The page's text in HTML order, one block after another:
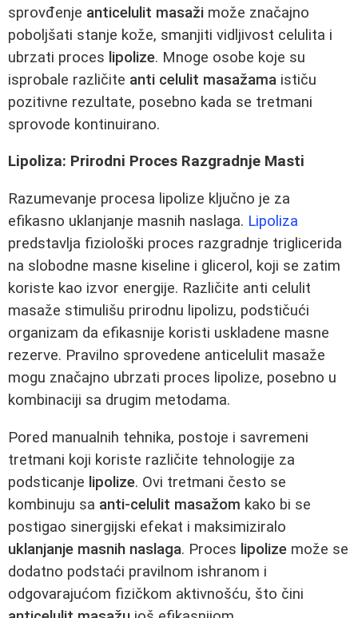
sprovđenje anticelulit masaži može značajno
poboljšati stanje kože, smanjiti vidljivost celulita i
ubrzati proces lipolize. Mnoge osobe koje su
isprobale različite anti celulit masažama ističu
pozitivne rezultate, posebno kada se tretmani
sprovode kontinuirano.
Lipoliza: Prirodni Proces Razgradnje Masti
Razumevanje procesa lipolize ključno je za
efikasno uklanjanje masnih naslaga. Lipoliza
predstavlja fiziološki proces razgradnje triglicerida
na slobodne masne kiseline i glicerol, koji se zatim
koriste kao izvor energije. Različite anti celulit
masaže stimulišu prirodnu lipolizu, podstičući
organizam da efikasnije koristi uskladene masne
rezerve. Pravilno sprovedene anticelulit masaže
mogu značajno ubrzati proces lipolize, posebno u
kombinaciji sa drugim metodama.
Pored manualnih tehnika, postoje i savremeni
tretmani koji koriste različite tehnologije za
podsticanje lipolize. Ovi tretmani često se
kombinuju sa anti-celulit masažom kako bi se
postigao sinergijski efekat i maksimiziralo
uklanjanje masnih naslaga. Proces lipolize može se
dodatno podstaći pravilnom ishranom i
odgovarajućom fizičkom aktivnošću, što čini